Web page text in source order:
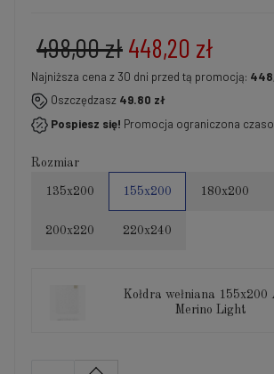
448,20 zł
498,00 zł
Najniższa cena z 30 dni przed tą promocją:
Jeżeli produkt jest sprzedawany krócej niż
wyświetlana jest najniższa cena od
produkt pojawił się w sprzedaży.
Oszczędzasz 49.80 zł
Pospiesz się! Promocja ograniczona
Rozmiar
135x200 155x200 180x200
200x220 220x240
Kołdra wełniana 155x200
Merino Light